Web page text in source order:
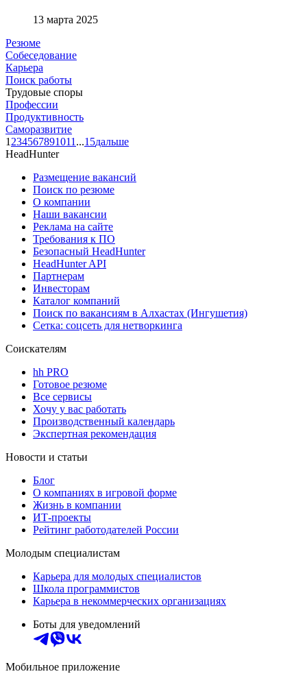
13 марта 2025
Резюме
Собеседование
Карьера
Поиск работы
Трудовые споры
Профессии
Продуктивность
Саморазвитие
1 234567891011 ...15дальше
HeadHunter
Размещение вакансий
Поиск по резюме
О компании
Наши вакансии
Реклама на сайте
Требования к ПО
Безопасный HeadHunter
HeadHunter API
Партнерам
Инвесторам
Каталог компаний
Поиск по вакансиям в Алхастах (Ингушетия)
Сетка: соцсеть для нетворкинга
Соискателям
hh PRO
Готовое резюме
Все сервисы
Хочу у вас работать
Производственный календарь
Экспертная рекомендация
Новости и статьи
Блог
О компаниях в игровой форме
Жизнь в компании
ИТ-проекты
Рейтинг работодателей России
Молодым специалистам
Карьера для молодых специалистов
Школа программистов
Карьера в некоммерческих организациях
Боты для уведомлений
Мобильное приложение